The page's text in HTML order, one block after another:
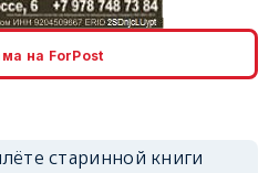
на ForPost
старинной книги